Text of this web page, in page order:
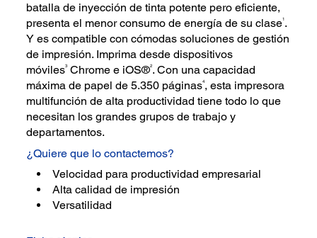
batalla de inyección de tinta potente pero eficiente,
presenta el menor consumo de energía de su clase1.
Y es compatible con cómodas soluciones de gestión
de impresión. Imprima desde dispositivos
móviles3 Chrome e iOS®2. Con una capacidad
máxima de papel de 5.350 páginas4, esta impresora
multifunción de alta productividad tiene todo lo que
necesitan los grandes grupos de trabajo y
departamentos.
¿Quiere que lo contactemos?
Velocidad para productividad empresarial
Alta calidad de impresión
Versatilidad